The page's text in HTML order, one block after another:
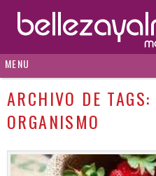
MENU
ARCHIVO DE TAGS:
ORGANISMO